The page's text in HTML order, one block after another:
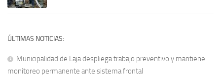
ÚLTIMAS NOTICIAS:
Municipalidad de Laja despliega trabajo preventivo y mantiene
monitoreo permanente ante sistema frontal